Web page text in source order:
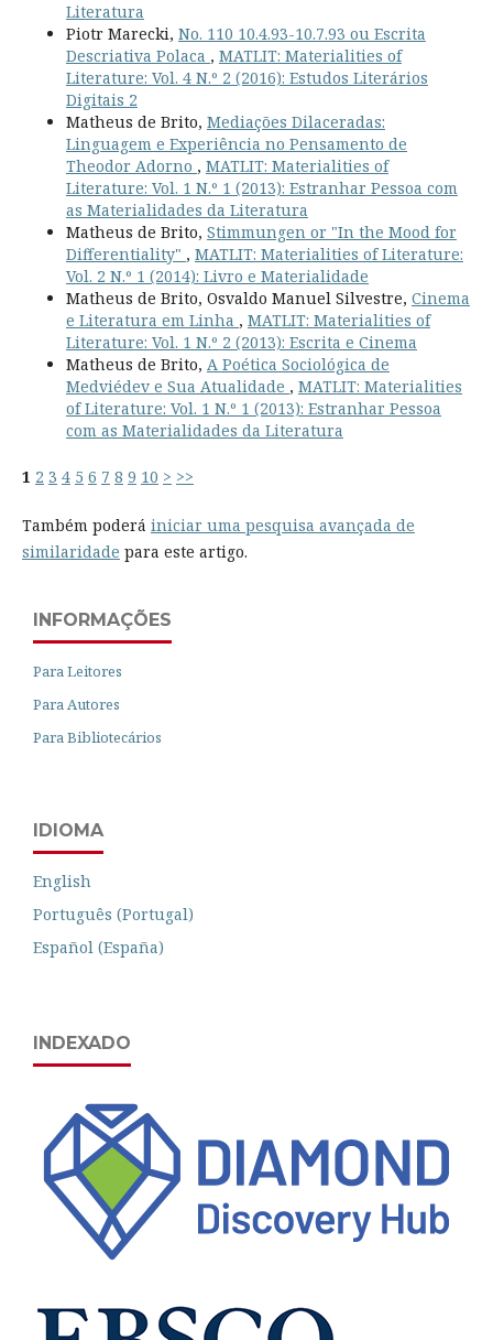
Literatura
Piotr Marecki, No. 110 10.4.93-10.7.93 ou Escrita
Descriativa Polaca , MATLIT: Materialities of
Literature: Vol. 4 N.º 2 (2016): Estudos Literários
Digitais 2
Matheus de Brito, Mediações Dilaceradas:
Linguagem e Experiência no Pensamento de
Theodor Adorno , MATLIT: Materialities of
Literature: Vol. 1 N.º 1 (2013): Estranhar Pessoa com
as Materialidades da Literatura
Matheus de Brito, Stimmungen or "In the Mood for
Differentiality" , MATLIT: Materialities of Literature:
Vol. 2 N.º 1 (2014): Livro e Materialidade
Matheus de Brito, Osvaldo Manuel Silvestre, Cinema
e Literatura em Linha , MATLIT: Materialities of
Literature: Vol. 1 N.º 2 (2013): Escrita e Cinema
Matheus de Brito, A Poética Sociológica de
Medviédev e Sua Atualidade , MATLIT: Materialities
of Literature: Vol. 1 N.º 1 (2013): Estranhar Pessoa
com as Materialidades da Literatura
1 2 3 4 5 6 7 8 9 10 > >>
Também poderá iniciar uma pesquisa avançada de
similaridade para este artigo.
INFORMAÇÕES
Para Leitores
Para Autores
Para Bibliotecários
IDIOMA
English
Português (Portugal)
Español (España)
INDEXADO